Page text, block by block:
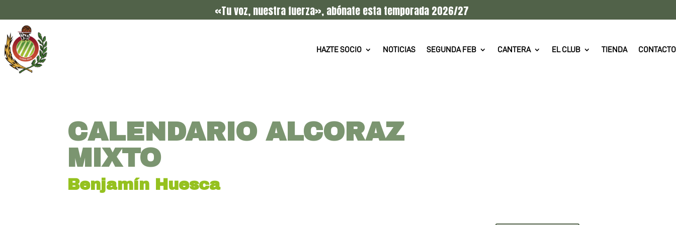
«Tu voz, nuestra fuerza», abónate esta temporada 2026/27
HAZTE SOCIO NOTICIAS SEGUNDA FEB CANTERA EL CLUB TIENDA CONTACTO
CALENDARIO ALCORAZ
MIXTO
Benjamín Huesca